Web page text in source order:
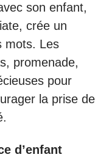
son enfant,
crée un
mots. Les
promenade,
pour
la prise de
d’enfant